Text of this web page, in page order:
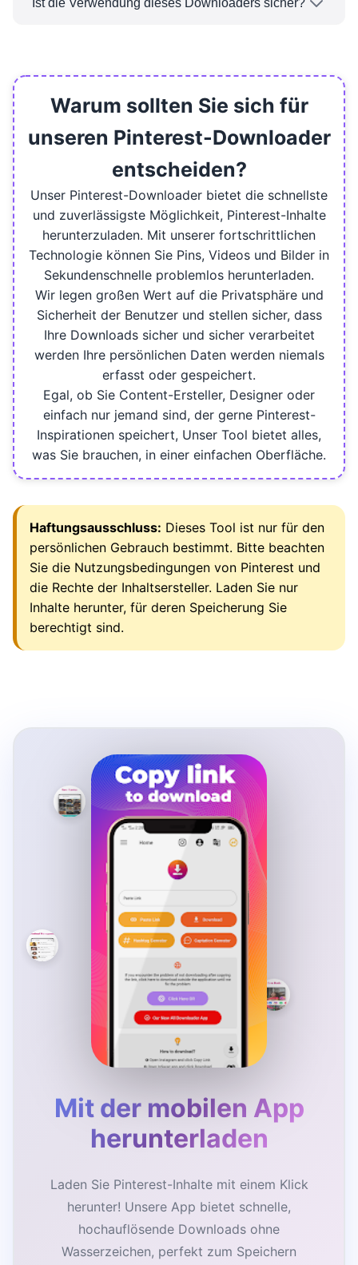
nicht aufgerufen oder heruntergeladen werden.
Ihre Daten nicht oder persönliche Informationen
benötigen. Alle Downloads werden sicher
verarbeitet.
Warum sollten Sie sich für
unseren Pinterest-Downloader
entscheiden?
Unser Pinterest-Downloader bietet die schnellste
und zuverlässigste Möglichkeit, Pinterest-Inhalte
herunterzuladen. Mit unserer fortschrittlichen
Technologie können Sie Pins, Videos und Bilder in
Sekundenschnelle problemlos herunterladen.
Wir legen großen Wert auf die Privatsphäre und
Sicherheit der Benutzer und stellen sicher, dass
Ihre Downloads sicher und sicher verarbeitet
werden Ihre persönlichen Daten werden niemals
erfasst oder gespeichert.
Egal, ob Sie Content-Ersteller, Designer oder
einfach nur jemand sind, der gerne Pinterest-
Inspirationen speichert, Unser Tool bietet alles,
was Sie brauchen, in einer einfachen Oberfläche.
Haftungsausschluss: Dieses Tool ist nur für den
persönlichen Gebrauch bestimmt. Bitte beachten
Sie die Nutzungsbedingungen von Pinterest und
die Rechte der Inhaltsersteller. Laden Sie nur
Inhalte herunter, für deren Speicherung Sie
berechtigt sind.
Mit der mobilen App
herunterladen
Laden Sie Pinterest-Inhalte mit einem Klick
herunter! Unsere App bietet schnelle,
hochauflösende Downloads ohne
Wasserzeichen, perfekt zum Speichern